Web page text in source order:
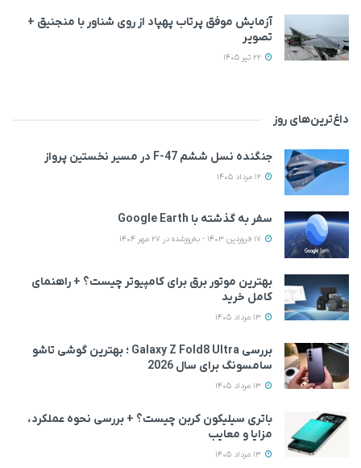
آزمایش موفق پرتاب پهپاد از روی شناور با منجنیق +
تصویر
22 تیر 1405
داغ‌ترین‌های روز
جنگنده نسل ششم F-47 در مسیر نخستین پرواز
12 مرداد 1405
سفر به گذشته با Google Earth
17 فروردین 1403 - به‌روزشده در 27 مهر 1404
بهترین موتور برق برای کامپیوتر چیست؟ + راهنمای
کامل خرید
13 مرداد 1405
بررسی Galaxy Z Fold8 Ultra ؛ بهترین گوشی تاشو
سامسونگ برای سال 2026
13 مرداد 1405
باتری سیلیکون کربن چیست؟ + بررسی نحوه عملکرد،
مزایا و معایب
13 مرداد 1405